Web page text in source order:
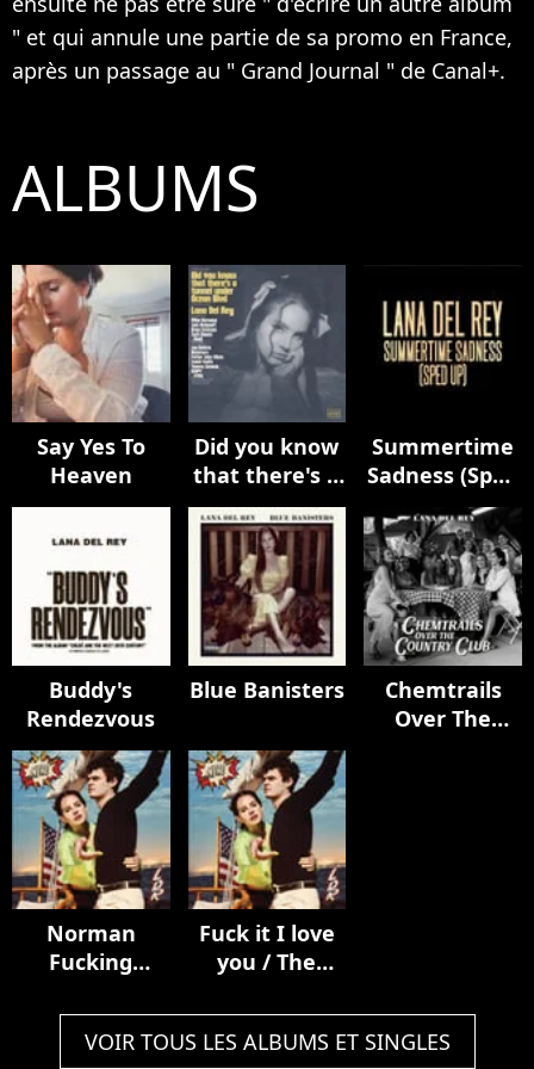
" et qui annule une partie de sa promo en France,
après un passage au " Grand Journal " de Canal+.
ALBUMS
Say Yes To
Heaven
Did you know
that there's a
tunnel under
Ocean Blvd
Summertime
Sadness (Sped
Buddy's
Rendezvous
Blue Banisters
Chemtrails
Over The
Norman
Fucking
Fuck it I love
you / The
VOIR TOUS LES ALBUMS ET SINGLES